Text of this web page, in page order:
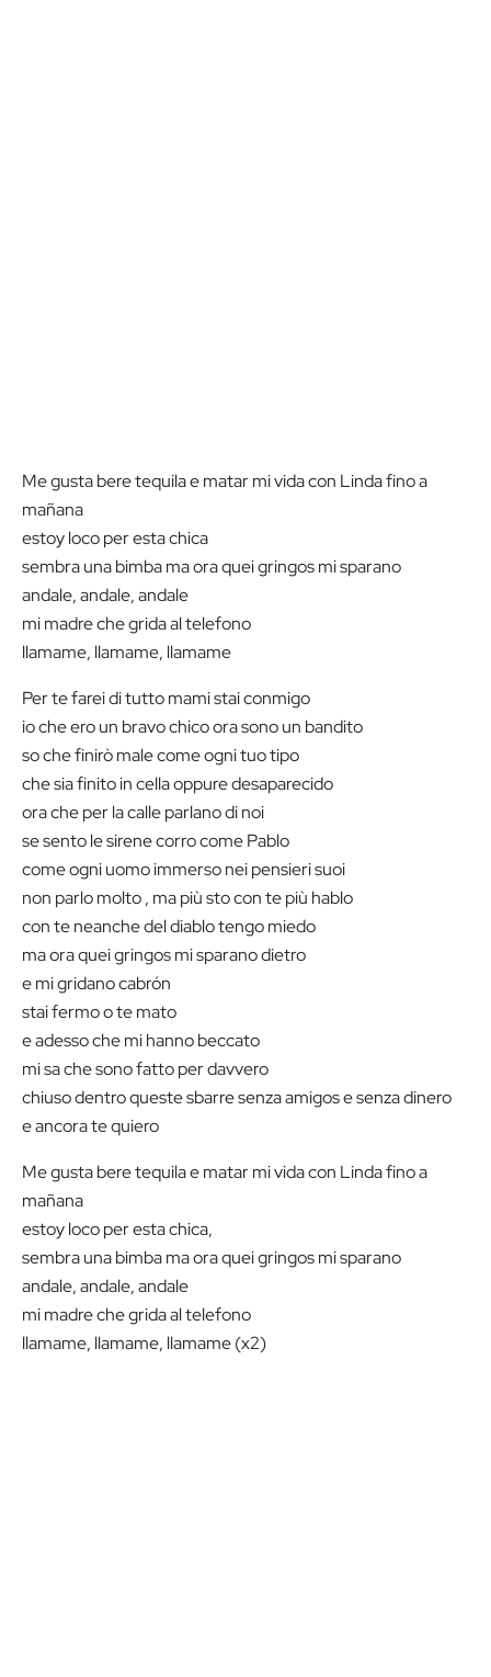
Me gusta bere tequila e matar mi vida con Linda fino a
mañana
estoy loco per esta chica
sembra una bimba ma ora quei gringos mi sparano
andale, andale, andale
mi madre che grida al telefono
llamame, llamame, llamame
Per te farei di tutto mami stai conmigo
io che ero un bravo chico ora sono un bandito
so che finirò male come ogni tuo tipo
che sia finito in cella oppure desaparecido
ora che per la calle parlano di noi
se sento le sirene corro come Pablo
come ogni uomo immerso nei pensieri suoi
non parlo molto , ma più sto con te più hablo
con te neanche del diablo tengo miedo
ma ora quei gringos mi sparano dietro
e mi gridano cabrón
stai fermo o te mato
e adesso che mi hanno beccato
mi sa che sono fatto per davvero
chiuso dentro queste sbarre senza amigos e senza dinero
e ancora te quiero
Me gusta bere tequila e matar mi vida con Linda fino a
mañana
estoy loco per esta chica,
sembra una bimba ma ora quei gringos mi sparano
andale, andale, andale
mi madre che grida al telefono
llamame, llamame, llamame (x2)